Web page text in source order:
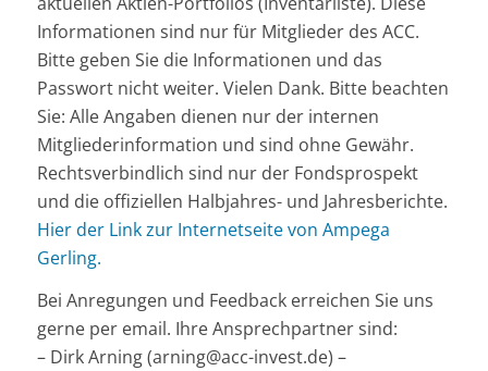
Informationen sind nur für Mitglieder des ACC.
Bitte geben Sie die Informationen und das
Passwort nicht weiter. Vielen Dank. Bitte beachten
Sie: Alle Angaben dienen nur der internen
Mitgliederinformation und sind ohne Gewähr.
Rechtsverbindlich sind nur der Fondsprospekt
und die offiziellen Halbjahres- und Jahresberichte.
Hier der Link zur Internetseite von Ampega
Gerling.
Bei Anregungen und Feedback erreichen Sie uns
gerne per email. Ihre Ansprechpartner sind:
– Dirk Arning (arning@acc-invest.de) –